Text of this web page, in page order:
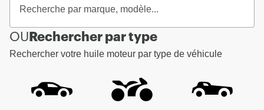
OU Rechercher par type
Rechercher votre huile moteur par type de véhicule